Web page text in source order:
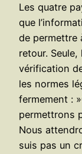
Les quatre
que
de permettre
retour. Seule,
vérification
les normes
fermement :
permettrons
Nous
suis pas un